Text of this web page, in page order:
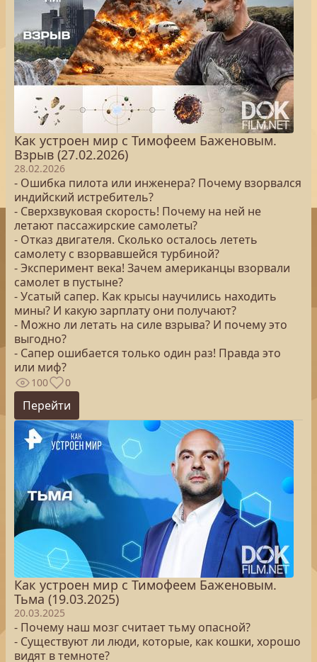
Как устроен мир с Тимофеем Баженовым.
Взрыв (27.02.2026)
28.02.2026
- Ошибка пилота или инженера? Почему взорвался
индийский истребитель?
- Сверхзвуковая скорость! Почему на ней не
летают пассажирские самолеты?
- Отказ двигателя. Сколько осталось лететь
самолету с взорвавшейся турбиной?
- Эксперимент века! Зачем американцы взорвали
самолет в пустыне?
- Усатый сапер. Как крысы научились находить
мины? И какую зарплату они получают?
- Можно ли летать на силе взрыва? И почему это
выгодно?
- Сапер ошибается только один раз! Правда это
или миф?
100 0
Перейти
Как устроен мир с Тимофеем Баженовым.
Тьма (19.03.2025)
20.03.2025
- Почему наш мозг считает тьму опасной?
- Существуют ли люди, которые, как кошки, хорошо
видят в темноте?